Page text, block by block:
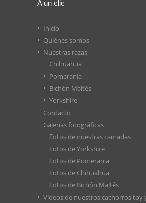
A un clic
Inicio
Quiénes somos
Nuestras razas
Chihuahua
Pomerania
Bichón Maltés
Yorkshire
Contacto
Galerías fotográficas
Fotos de nuestras camadas
Fotos de Yorkshire
Fotos de Pomerania
Fotos de Chihuahua
Fotos de Bichón Maltés
Vídeos de nuestros cachorros toy